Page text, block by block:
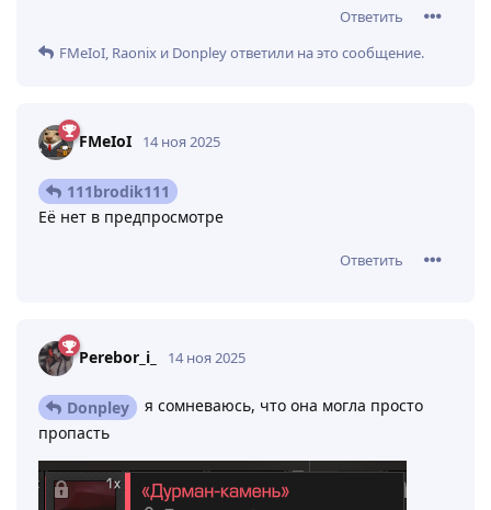
Ответить
FMeIoI, Raonix и Donpleyответили на это сообщение.
FMeIoI 14 ноя 2025
111brodik111
Её нет в предпросмотре
Ответить
Perebor_i_ 14 ноя 2025
Donpley
я сомневаюсь, что она могла просто
пропасть